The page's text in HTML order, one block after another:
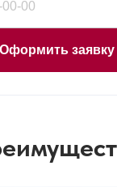
Оформить заявку